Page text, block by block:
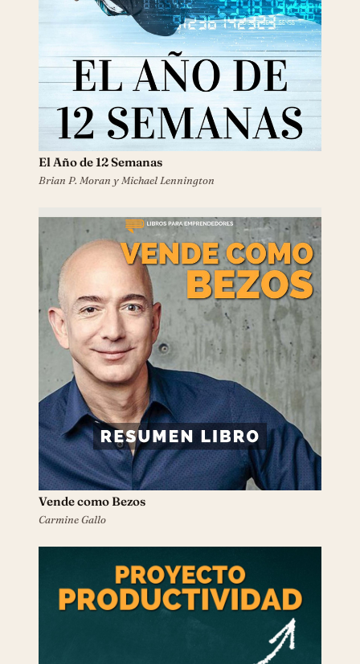
El Año de 12 Semanas
Brian P. Moran y Michael Lennington
Vende como Bezos
Carmine Gallo